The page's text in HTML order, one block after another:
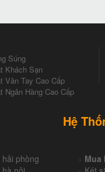
Súng
Khách Sạn
Vân Tay Cao Cấp
Ngân Hàng Cao Cấp
Hệ
hải phòng Mua